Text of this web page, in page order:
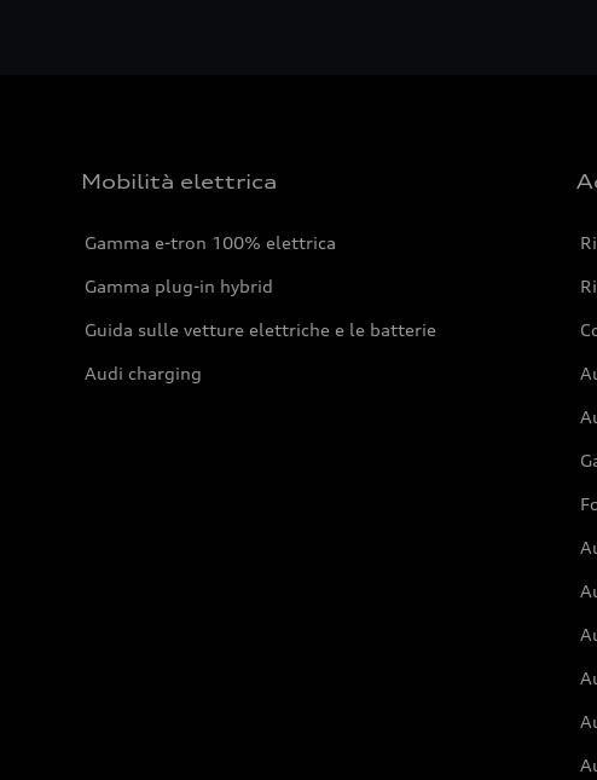
Mobilità elettrica
Gamma e-tron 100% elettrica
Gamma plug-in hybrid
Guida sulle vetture elettriche e le batterie
Audi charging